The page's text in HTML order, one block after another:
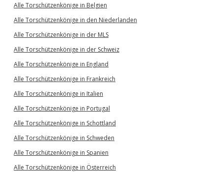
Alle Torschützenkönige in Belgien
Alle Torschützenkönige in den Niederlanden
Alle Torschützenkönige in der MLS
Alle Torschützenkönige in der Schweiz
Alle Torschützenkönige in England
Alle Torschützenkönige in Frankreich
Alle Torschützenkönige in Italien
Alle Torschützenkönige in Portugal
Alle Torschützenkönige in Schottland
Alle Torschützenkönige in Schweden
Alle Torschützenkönige in Spanien
Alle Torschützenkönige in Österreich